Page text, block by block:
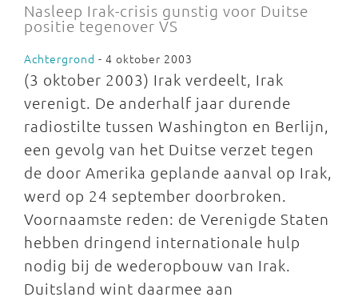
Nasleep Irak-crisis gunstig voor Duitse
positie tegenover VS
Achtergrond - 4 oktober 2003
(3 oktober 2003) Irak verdeelt, Irak
verenigt. De anderhalf jaar durende
radiostilte tussen Washington en Berlijn,
een gevolg van het Duitse verzet tegen
de door Amerika geplande aanval op Irak,
werd op 24 september doorbroken.
Voornaamste reden: de Verenigde Staten
hebben dringend internationale hulp
nodig bij de wederopbouw van Irak.
Duitsland wint daarmee aan